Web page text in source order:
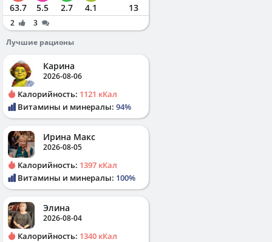
63.7 5.5 2.7 4.1 13
2
3
Лучшие рационы
Карина
2026-08-06
Калорийность: 1121 кКал
Витамины и минералы: 94%
Ирина Макс
2026-08-05
Калорийность: 1397 кКал
Витамины и минералы: 100%
Элина
2026-08-04
Калорийность: 1340 кКал